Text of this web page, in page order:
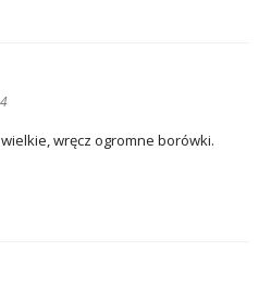
wielkie, wręcz ogromne borówki.